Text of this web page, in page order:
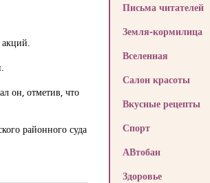
акций.
он, отметив, что
районного суда
Письма читателей
Земля-кормилица
Вселенная
Салон красоты
Вкусные рецепты
Спорт
АВтобан
Здоровье